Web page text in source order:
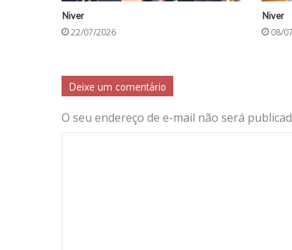
Niver
22/07/2026
Niver
08/
Deixe um comentário
O seu endereço de e-mail não será